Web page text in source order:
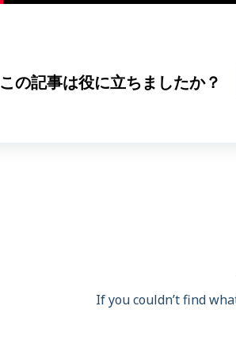
この記事は役に立ちましたか？
If you couldn’t find